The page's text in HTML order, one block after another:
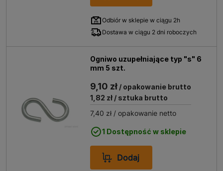
Odbiór w sklepie w ciągu 2h
Dostawa w ciągu 2 dni roboczych
Ogniwo uzupełniające typ "s" 6
mm 5 szt.
9,10 zł / opakowanie brutto
1,82 zł / sztuka brutto
7,40 zł / opakowanie netto
1 Dostępność w sklepie
Dodaj